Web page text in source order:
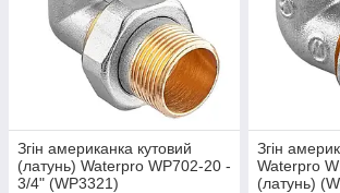
Згін американка кутовий
(латунь) Waterpro WP702-20 -
3/4" (WP3321)
Згін
Waterpro
(латунь)